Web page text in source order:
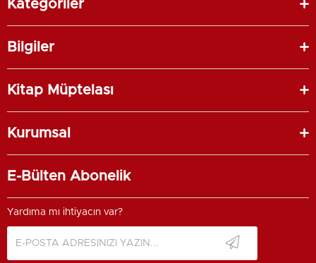
Kategoriler
Bilgiler
Kitap Müptelası
Kurumsal
E-Bülten Abonelik
Yardıma mı ihtiyacın var?